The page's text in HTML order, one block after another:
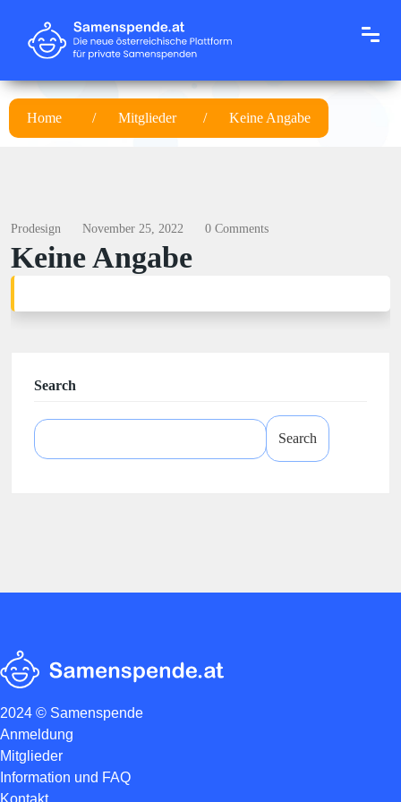
Home Mitglieder Keine Angabe
Prodesign November 25, 2022 0 Comments
Keine Angabe
Search
Search
for:
2024 © Samenspende
Anmeldung
Mitglieder
Information und FAQ
Kontakt